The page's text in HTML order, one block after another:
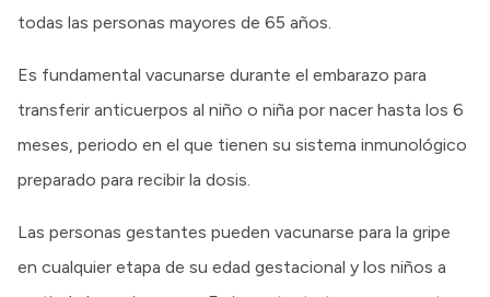
todas las personas mayores de 65 años.
Es fundamental vacunarse durante el embarazo para
transferir anticuerpos al niño o niña por nacer hasta los 6
meses, periodo en el que tienen su sistema inmunológico
preparado para recibir la dosis.
Las personas gestantes pueden vacunarse para la gripe
en cualquier etapa de su edad gestacional y los niños a